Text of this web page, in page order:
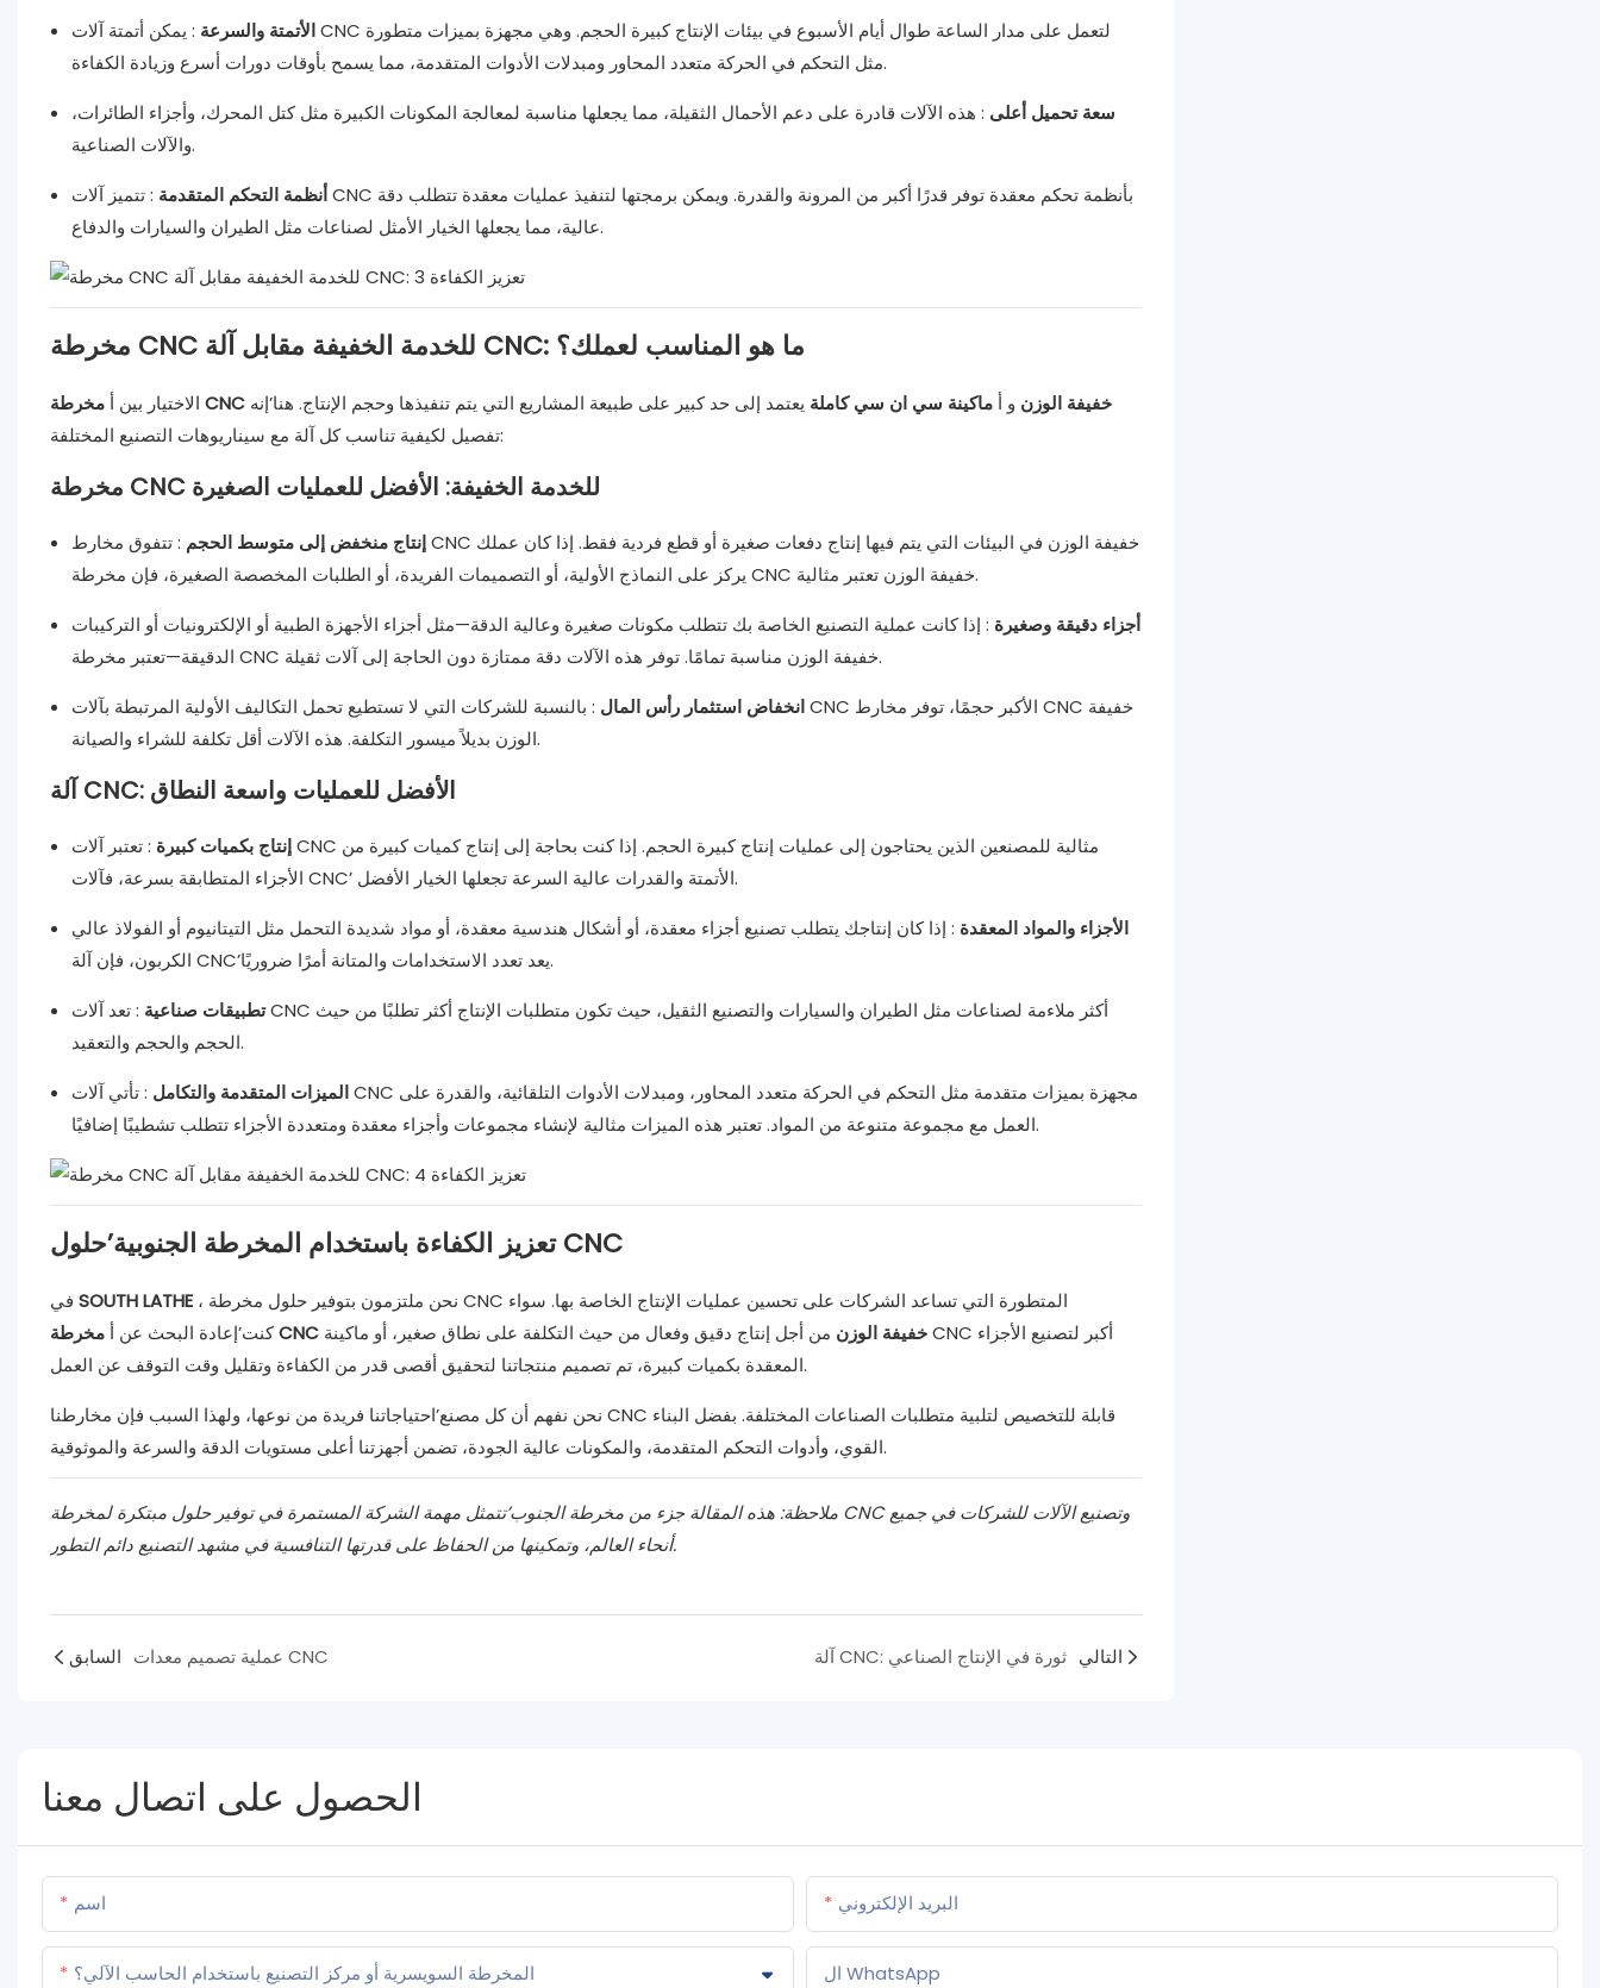
الأتمتة والسرعة : يمكن أتمتة آلات CNC لتعمل على مدار الساعة طوال أيام الأسبوع في بيئات الإنتاج كبيرة الحجم. وهي مجهزة بميزات متطورة
مثل التحكم في الحركة متعدد المحاور ومبدلات الأدوات المتقدمة، مما يسمح بأوقات دورات أسرع وزيادة الكفاءة.
سعة تحميل أعلى : هذه الآلات قادرة على دعم الأحمال الثقيلة، مما يجعلها مناسبة لمعالجة المكونات الكبيرة مثل كتل المحرك، وأجزاء الطائرات،
والآلات الصناعية.
أنظمة التحكم المتقدمة : تتميز آلات CNC بأنظمة تحكم معقدة توفر قدرًا أكبر من المرونة والقدرة. ويمكن برمجتها لتنفيذ عمليات معقدة تتطلب دقة
عالية، مما يجعلها الخيار الأمثل لصناعات مثل الطيران والسيارات والدفاع.
مخرطة CNC للخدمة الخفيفة مقابل آلة CNC: ما هو المناسب لعملك؟
الاختيار بين أ مخرطة CNC خفيفة الوزن و أماكينة سي ان سي كاملة يعتمد إلى حد كبير على طبيعة المشاريع التي يتم تنفيذها وحجم الإنتاج. هنا’إنه
تفصيل لكيفية تناسب كل آلة مع سيناريوهات التصنيع المختلفة:
مخرطة CNC للخدمة الخفيفة: الأفضل للعمليات الصغيرة
إنتاج منخفض إلى متوسط ​​الحجم : تتفوق مخارط CNC خفيفة الوزن في البيئات التي يتم فيها إنتاج دفعات صغيرة أو قطع فردية فقط. إذا كان عملك
يركز على النماذج الأولية، أو التصميمات الفريدة، أو الطلبات المخصصة الصغيرة، فإن مخرطة CNC خفيفة الوزن تعتبر مثالية.
أجزاء دقيقة وصغيرة : إذا كانت عملية التصنيع الخاصة بك تتطلب مكونات صغيرة وعالية الدقة—مثل أجزاء الأجهزة الطبية أو الإلكترونيات أو التركيبات
الدقيقة—تعتبر مخرطة CNC خفيفة الوزن مناسبة تمامًا. توفر هذه الآلات دقة ممتازة دون الحاجة إلى آلات ثقيلة.
انخفاض استثمار رأس المال : بالنسبة للشركات التي لا تستطيع تحمل التكاليف الأولية المرتبطة بآلات CNC الأكبر حجمًا، توفر مخارط CNC خفيفة
الوزن بديلاً ميسور التكلفة. هذه الآلات أقل تكلفة للشراء والصيانة.
آلة CNC: الأفضل للعمليات واسعة النطاق
إنتاج بكميات كبيرة : تعتبر آلات CNC مثالية للمصنعين الذين يحتاجون إلى عمليات إنتاج كبيرة الحجم. إذا كنت بحاجة إلى إنتاج كميات كبيرة من
الأجزاء المتطابقة بسرعة، فآلات CNC’ الأتمتة والقدرات عالية السرعة تجعلها الخيار الأفضل.
الأجزاء والمواد المعقدة : إذا كان إنتاجك يتطلب تصنيع أجزاء معقدة، أو أشكال هندسية معقدة، أو مواد شديدة التحمل مثل التيتانيوم أو الفولاذ عالي
الكربون، فإن آلة CNC’يعد تعدد الاستخدامات والمتانة أمرًا ضروريًا.
تطبيقات صناعية : تعد آلات CNC أكثر ملاءمة لصناعات مثل الطيران والسيارات والتصنيع الثقيل، حيث تكون متطلبات الإنتاج أكثر تطلبًا من حيث
الحجم والحجم والتعقيد.
الميزات المتقدمة والتكامل : تأتي آلات CNC مجهزة بميزات متقدمة مثل التحكم في الحركة متعدد المحاور، ومبدلات الأدوات التلقائية، والقدرة على
العمل مع مجموعة متنوعة من المواد. تعتبر هذه الميزات مثالية لإنشاء مجموعات وأجزاء معقدة ومتعددة الأجزاء تتطلب تشطيبًا إضافيًا.
تعزيز الكفاءة باستخدام المخرطة الجنوبية’حلول CNC
SOUTH LATHE ، نحن ملتزمون بتوفير حلول مخرطة CNC المتطورة التي تساعد الشركات على تحسين عمليات الإنتاج الخاصة بها. سواء
كنت’إعادة البحث عن أ
مخرطة CNC خفيفة الوزن من أجل إنتاج دقيق وفعال من حيث التكلفة على نطاق صغير، أو ماكينة CNC أكبر لتصنيع الأجزاء
المعقدة بكميات كبيرة، تم تصميم منتجاتنا لتحقيق أقصى قدر من الكفاءة وتقليل وقت التوقف عن العمل.
نحن نفهم أن كل مصنع’احتياجاتنا فريدة من نوعها، ولهذا السبب فإن مخارطنا CNC قابلة للتخصيص لتلبية متطلبات الصناعات المختلفة. بفضل البناء
القوي، وأدوات التحكم المتقدمة، والمكونات عالية الجودة، تضمن أجهزتنا أعلى مستويات الدقة والسرعة والموثوقية.
ملاحظة: هذه المقالة جزء من مخرطة الجنوب’تتمثل مهمة الشركة المستمرة في توفير حلول مبتكرة لمخرطة CNC وتصنيع الآلات للشركات في جميع
أنحاء العالم، وتمكينها من الحفاظ على قدرتها التنافسية في مشهد التصنيع دائم التطور.
السابق عملية تصميم معدات CNC آلة CNC: ثورة في الإنتاج الصناعي التالي
الحصول على اتصال معنا
اسم البريد الإلكتروني
المخرطة السويسرية أو مركز التصنيع باستخدام الحاسب الآلي؟ ال WhatsApp